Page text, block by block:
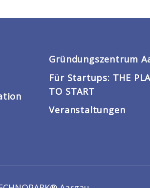
Gründungszentrum
Für Startups: THE
TO START
Veranstaltungen